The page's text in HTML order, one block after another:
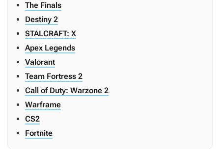
The Finals
Destiny 2
STALCRAFT: X
Apex Legends
Valorant
Team Fortress 2
Call of Duty: Warzone 2
Warframe
CS2
Fortnite